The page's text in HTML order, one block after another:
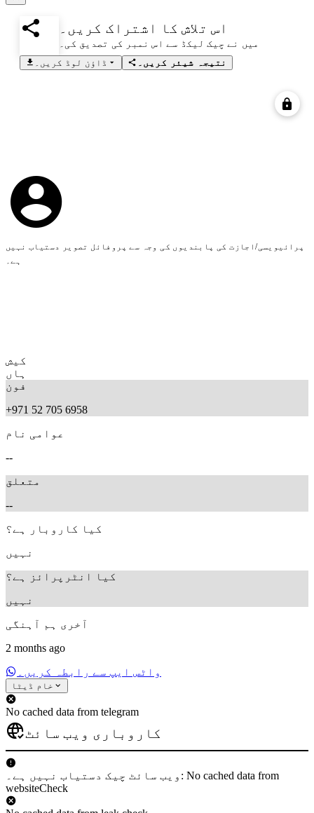
اس تلاش کا اشتراک کریں۔
میں نے چیک لیکڈ سے اس نمبر کی تصدیق کی۔
ڈاؤن لوڈ کریں۔
نتیجہ شیئر کریں۔
پرائیویسی/اجازت کی پابندیوں کی وجہ سے پروفائل تصویر دستیاب نہیں
ہے۔
کیش
ہاں
فون
+971 52 705 6958
عوامی نام
--
متعلق
--
کیا کاروبار ہے؟
نہیں
کیا انٹرپرائز ہے؟
نہیں
آخری ہم آہنگی
2 months ago
واٹس ایپ سے رابطہ کریں۔
خام ڈیٹا
No cached data from telegram
کاروباری ویب سائٹ
ویب سائٹ چیک دستیاب نہیں ہے۔: No cached data from
websiteCheck